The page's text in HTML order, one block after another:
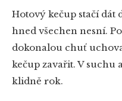
Hotový kečup stačí dát
hned všechen nesní.
dokonalou chuť
kečup zavařit. V suchu
klidně rok.